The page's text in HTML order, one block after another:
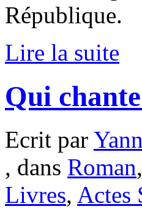
République.
Lire la suite
Qui
Ecrit par
, dans Roman,
Livres, Actes